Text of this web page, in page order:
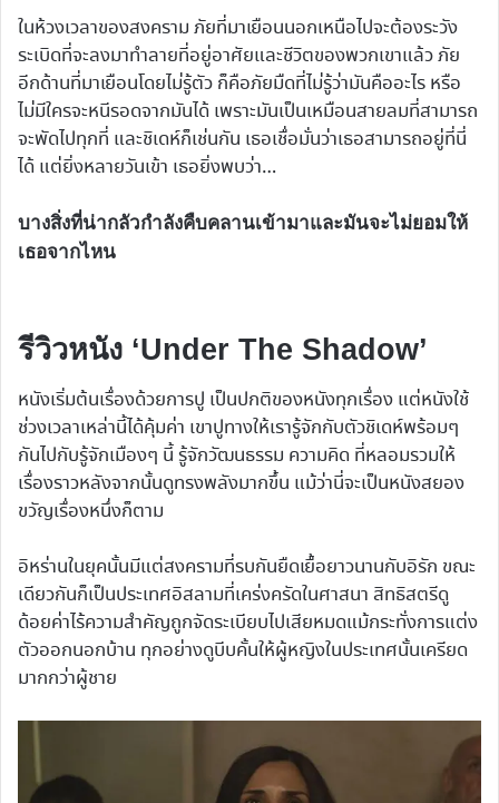
ในห้วงเวลาของสงคราม ภัยที่มาเยือนนอกเหนือไปจะต้องระวัง
ระเบิดที่จะลงมาทำลายที่อยู่อาศัยและชีวิตของพวกเขาแล้ว ภัย
อีกด้านที่มาเยือนโดยไม่รู้ตัว ก็คือภัยมืดที่ไม่รู้ว่ามันคืออะไร หรือ
ไม่มีใครจะหนีรอดจากมันได้ เพราะมันเป็นเหมือนสายลมที่สามารถ
จะพัดไปทุกที่ และชิเดห์ก็เช่นกัน เธอเชื่อมั่นว่าเธอสามารถอยู่ที่นี่
ได้ แต่ยิ่งหลายวันเข้า เธอยิ่งพบว่า…
บางสิ่งที่น่ากลัวกำลังคืบคลานเข้ามาและมันจะไม่ยอมให้
เธอจากไหน
รีวิวหนัง ‘Under The Shadow’
หนังเริ่มต้นเรื่องด้วยการปู เป็นปกติของหนังทุกเรื่อง แต่หนังใช้
ช่วงเวลาเหล่านี้ได้คุ้มค่า เขาปูทางให้เรารู้จักกับตัวชิเดห์พร้อมๆ
กันไปกับรู้จักเมืองๆ นี้ รู้จักวัฒนธรรม ความคิด ที่หลอมรวมให้
เรื่องราวหลังจากนั้นดูทรงพลังมากขึ้น แม้ว่านี่จะเป็นหนังสยอง
ขวัญเรื่องหนึ่งก็ตาม
อิหร่านในยุคนั้นมีแต่สงครามที่รบกันยืดเยื้อยาวนานกับอิรัก ขณะ
เดียวกันก็เป็นประเทศอิสลามที่เคร่งครัดในศาสนา สิทธิสตรีดู
ด้อยค่าไร้ความสำคัญถูกจัดระเบียบไปเสียหมดแม้กระทั่งการแต่ง
ตัวออกนอกบ้าน ทุกอย่างดูบีบคั้นให้ผู้หญิงในประเทศนั้นเครียด
มากกว่าผู้ชาย